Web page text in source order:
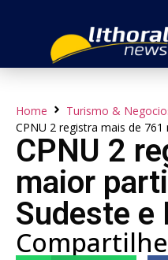
Home
Turismo &
CPNU 2 registra mais de
CPNU 2
maior
Sudeste e